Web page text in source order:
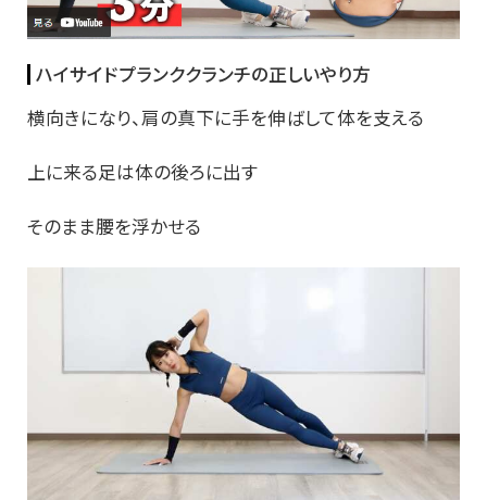
ハイサイドプランククランチの正しいやり方
横向きになり、肩の真下に手を伸ばして体を支える
上に来る足は体の後ろに出す
そのまま腰を浮かせる